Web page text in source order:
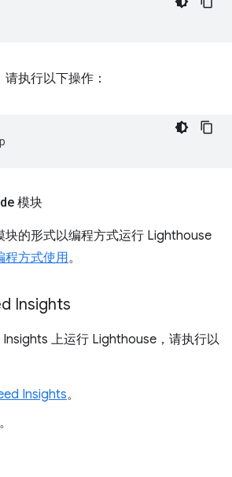
执行以下操作：
模块
块的形式以编程方式运行 Lighthouse
程方式使用。
Insights
上运行 Lighthouse，请执行以
Insights。